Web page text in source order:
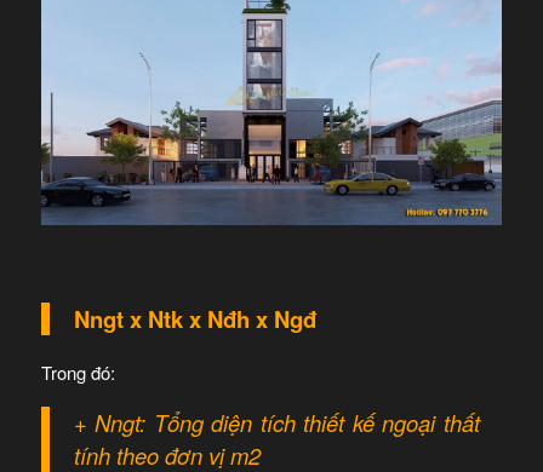
Nngt x Ntk x Nđh x Ngđ
Trong đó:
+ Nngt: Tổng diện tích thiết kế ngoại thất
tính theo đơn vị m2